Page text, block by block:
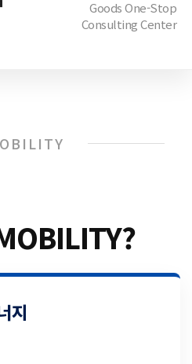
Goods One-Stop
Consulting Center
지